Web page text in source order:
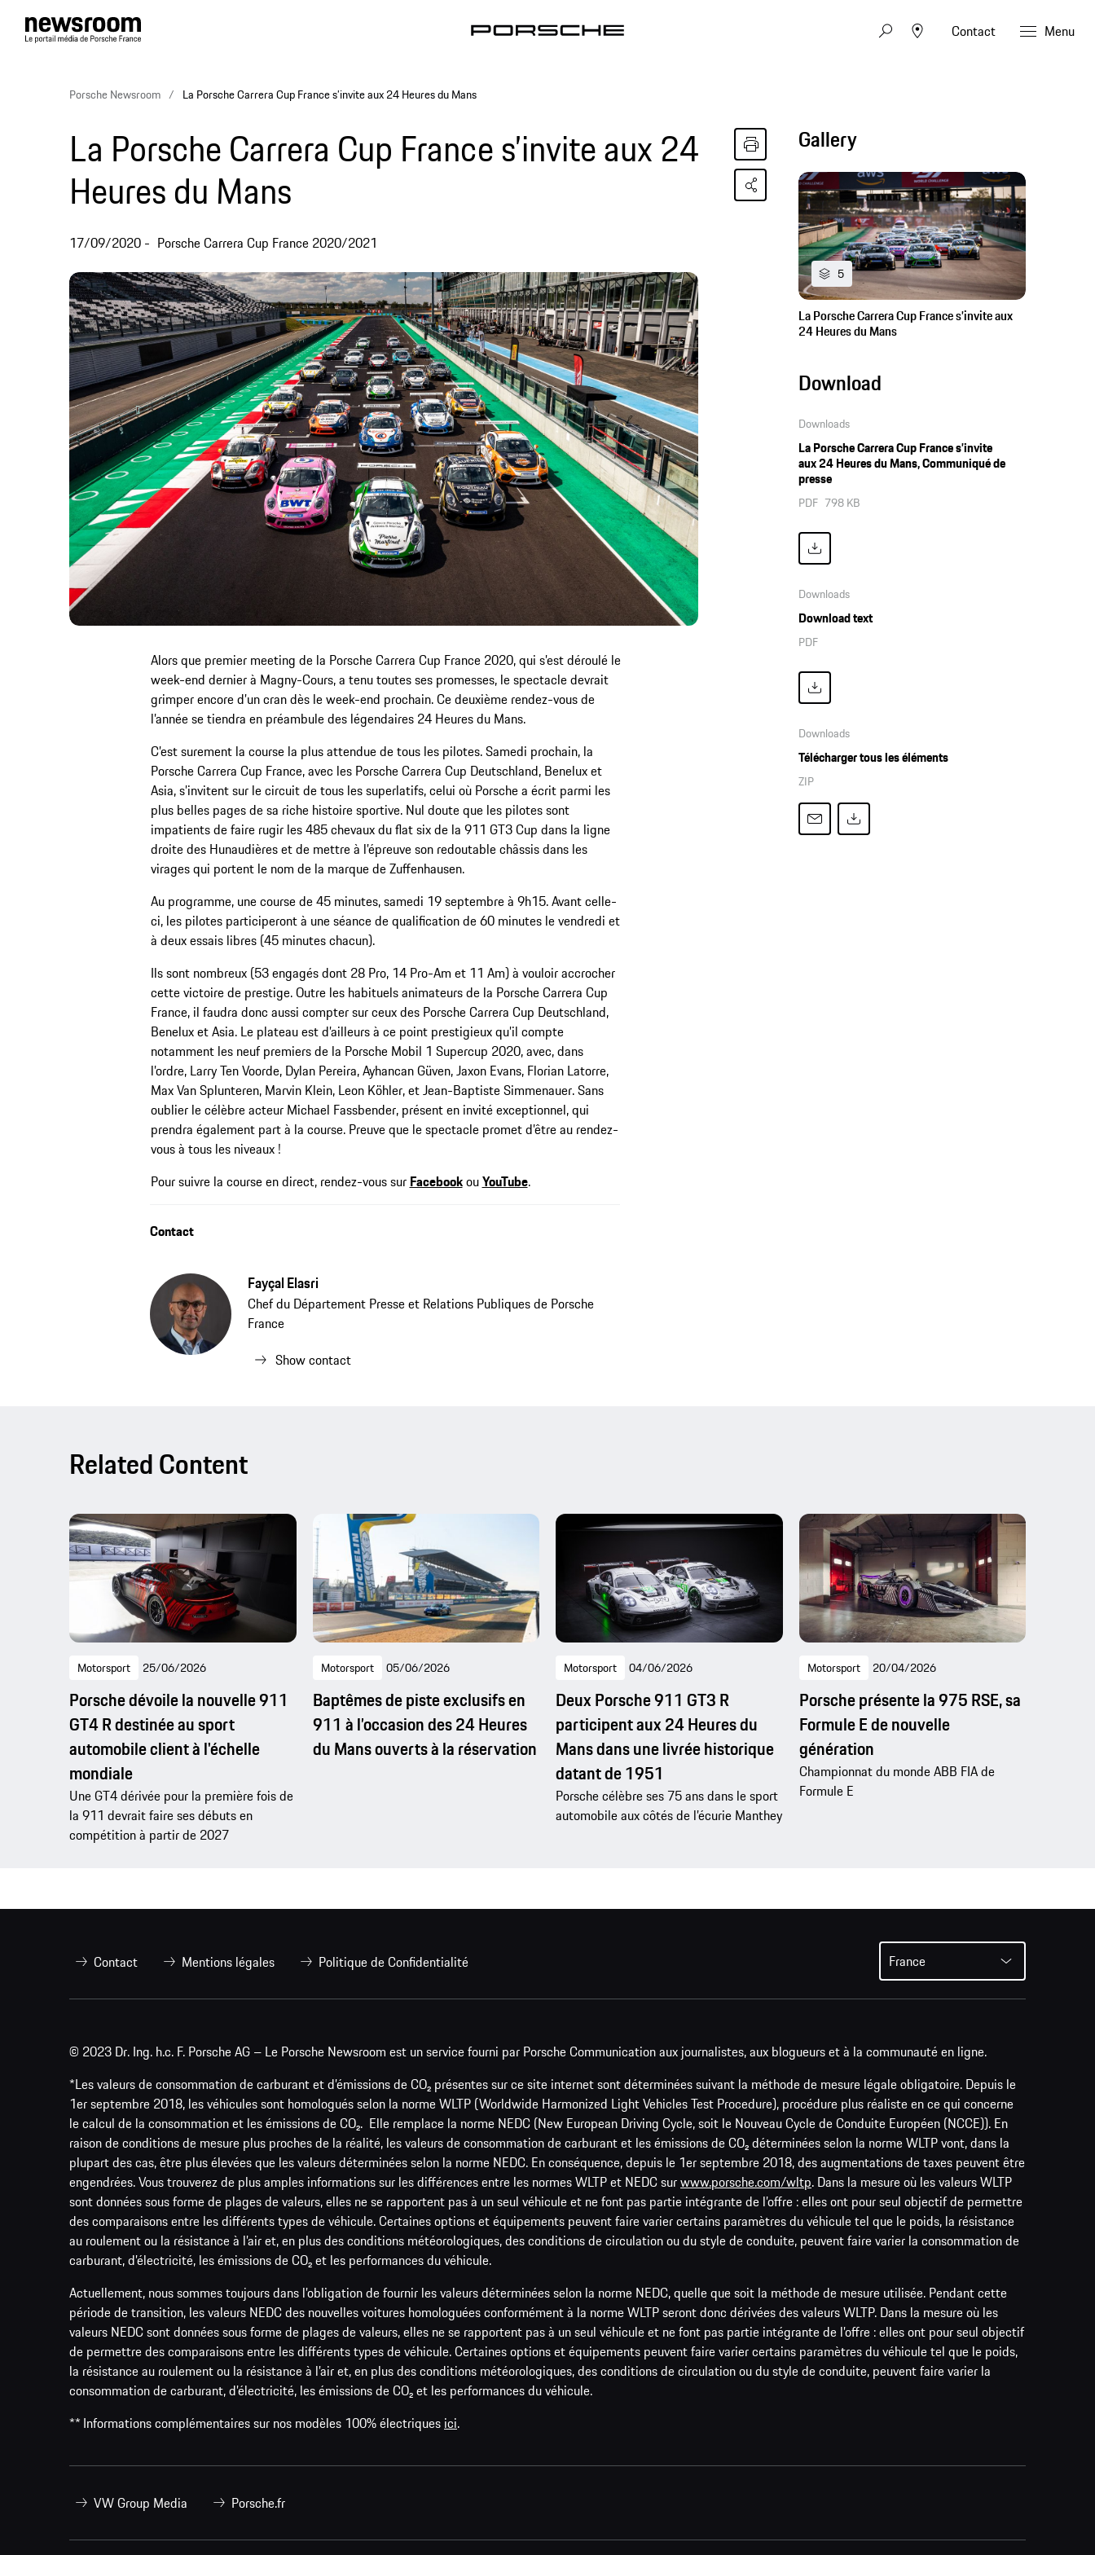
Contact Menu
Porsche Newsroom La Porsche Carrera Cup France s’invite aux 24 Heures du Mans
La Porsche Carrera Cup France s’invite aux 24
Heures du Mans
17/09/2020 Porsche Carrera Cup France 2020/2021
Alors que premier meeting de la Porsche Carrera Cup France 2020, qui s’est déroulé le
week-end dernier à Magny-Cours, a tenu toutes ses promesses, le spectacle devrait
grimper encore d’un cran dès le week-end prochain. Ce deuxième rendez-vous de
l’année se tiendra en préambule des légendaires 24 Heures du Mans.
C’est surement la course la plus attendue de tous les pilotes. Samedi prochain, la
Porsche Carrera Cup France, avec les Porsche Carrera Cup Deutschland, Benelux et
Asia, s’invitent sur le circuit de tous les superlatifs, celui où Porsche a écrit parmi les
plus belles pages de sa riche histoire sportive. Nul doute que les pilotes sont
impatients de faire rugir les 485 chevaux du flat six de la 911 GT3 Cup dans la ligne
droite des Hunaudières et de mettre à l’épreuve son redoutable châssis dans les
virages qui portent le nom de la marque de Zuffenhausen.
Au programme, une course de 45 minutes, samedi 19 septembre à 9h15. Avant celle-
ci, les pilotes participeront à une séance de qualification de 60 minutes le vendredi et
à deux essais libres (45 minutes chacun).
Ils sont nombreux (53 engagés dont 28 Pro, 14 Pro-Am et 11 Am) à vouloir accrocher
cette victoire de prestige. Outre les habituels animateurs de la Porsche Carrera Cup
France, il faudra donc aussi compter sur ceux des Porsche Carrera Cup Deutschland,
Benelux et Asia. Le plateau est d’ailleurs à ce point prestigieux qu’il compte
notamment les neuf premiers de la Porsche Mobil 1 Supercup 2020, avec, dans
l’ordre, Larry Ten Voorde, Dylan Pereira, Ayhancan Güven, Jaxon Evans, Florian Latorre,
Max Van Splunteren, Marvin Klein, Leon Köhler, et Jean-Baptiste Simmenauer. Sans
oublier le célèbre acteur Michael Fassbender, présent en invité exceptionnel, qui
prendra également part à la course. Preuve que le spectacle promet d’être au rendez-
vous à tous les niveaux !
Pour suivre la course en direct, rendez-vous sur FacebookouYouTube.
Gallery
5
La Porsche Carrera Cup France s’invite aux
24 Heures du Mans
Download
Downloads
La Porsche Carrera Cup France s’invite
aux 24 Heures du Mans, Communiqué de
presse
PDF 798 KB
Downloads
Download text
PDF
Downloads
Télécharger tous les éléments
ZIP
Contact
Fayçal Elasri
Chef du Département Presse et Relations Publiques de Porsche
France
Show contact
Related Content
Motorsport 25/06/2026
Porsche dévoile la nouvelle 911
GT4 R destinée au sport
automobile client à l'échelle
mondiale
Une GT4 dérivée pour la première fois de
la 911 devrait faire ses débuts en
compétition à partir de 2027
Motorsport 05/06/2026
Baptêmes de piste exclusifs en
911 à l’occasion des 24 Heures
du Mans ouverts à la réservation
Motorsport 04/06/2026
Deux Porsche 911 GT3 R
participent aux 24 Heures du
Mans dans une livrée historique
datant de 1951
Porsche célèbre ses 75 ans dans le sport
automobile aux côtés de l’écurie Manthey
Motorsport 20/04/2026
Porsche présente la 975 RSE, sa
Formule E de nouvelle
génération
Championnat du monde ABB FIA de
Formule E
Contact Mentions légales Politique de Confidentialité France
© 2023 Dr. Ing. h.c. F. Porsche AG – Le Porsche Newsroom est un service fourni par Porsche Communication aux journalistes, aux blogueurs et à la communauté en ligne.
*Les valeurs de consommation de carburant et d’émissions de CO₂ présentes sur ce site internet sont déterminées suivant la méthode de mesure légale obligatoire. Depuis le
1er septembre 2018, les véhicules sont homologués selon la norme WLTP (Worldwide Harmonized Light Vehicles Test Procedure), procédure plus réaliste en ce qui concerne
le calcul de la consommation et les émissions de CO₂. Elle remplace la norme NEDC (New European Driving Cycle, soit le Nouveau Cycle de Conduite Européen (NCCE)). En
raison de conditions de mesure plus proches de la réalité, les valeurs de consommation de carburant et les émissions de CO₂ déterminées selon la norme WLTP vont, dans la
plupart des cas, être plus élevées que les valeurs déterminées selon la norme NEDC. En conséquence, depuis le 1er septembre 2018, des augmentations de taxes peuvent être
engendrées. Vous trouverez de plus amples informations sur les différences entre les normes WLTP et NEDC surwww.porsche.com/wltp. Dans la mesure où les valeurs WLTP
sont données sous forme de plages de valeurs, elles ne se rapportent pas à un seul véhicule et ne font pas partie intégrante de l’offre : elles ont pour seul objectif de permettre
des comparaisons entre les différents types de véhicule. Certaines options et équipements peuvent faire varier certains paramètres du véhicule tel que le poids, la résistance
au roulement ou la résistance à l’air et, en plus des conditions météorologiques, des conditions de circulation ou du style de conduite, peuvent faire varier la consommation de
carburant, d’électricité, les émissions de CO₂ et les performances du véhicule.
Actuellement, nous sommes toujours dans l’obligation de fournir les valeurs déterminées selon la norme NEDC, quelle que soit la méthode de mesure utilisée. Pendant cette
période de transition, les valeurs NEDC des nouvelles voitures homologuées conformément à la norme WLTP seront donc dérivées des valeurs WLTP. Dans la mesure où les
valeurs NEDC sont données sous forme de plages de valeurs, elles ne se rapportent pas à un seul véhicule et ne font pas partie intégrante de l’offre : elles ont pour seul objectif
de permettre des comparaisons entre les différents types de véhicule. Certaines options et équipements peuvent faire varier certains paramètres du véhicule tel que le poids,
la résistance au roulement ou la résistance à l’air et, en plus des conditions météorologiques, des conditions de circulation ou du style de conduite, peuvent faire varier la
consommation de carburant, d’électricité, les émissions de CO₂ et les performances du véhicule.
** Informations complémentaires sur nos modèles 100% électriques ici.
VW Group Media Porsche.fr